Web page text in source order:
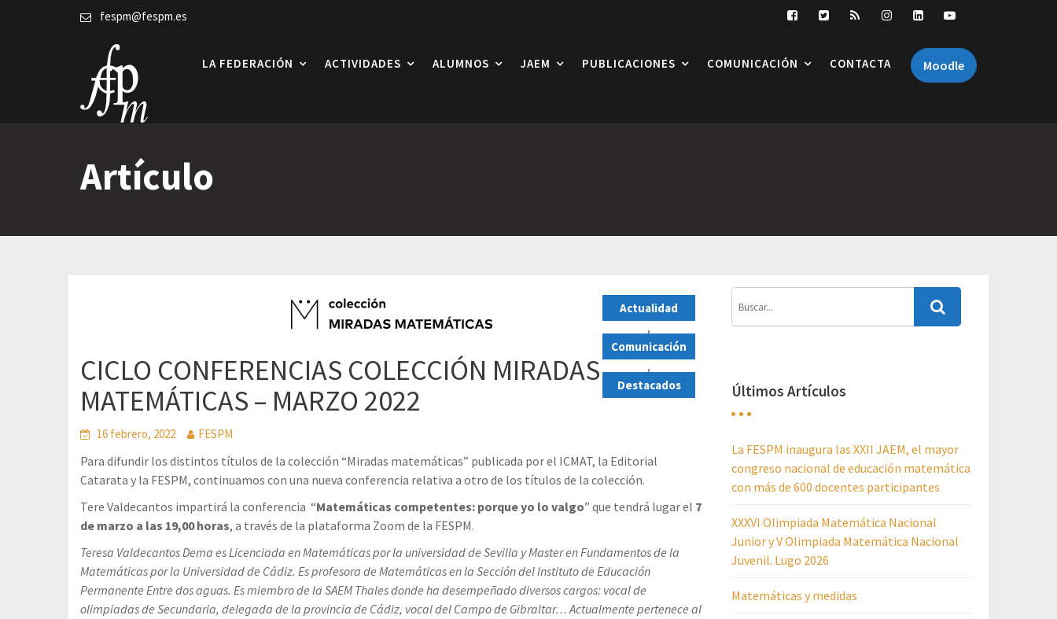
fespm@fespm.es
Moodle
LA FEDERACIÓN ACTIVIDADES ALUMNOS JAEM PUBLICACIONES COMUNICACIÓN CONTACTA
Artículo
Actualidad
,
Comunicación
,
Destacados
CICLO CONFERENCIAS COLECCIÓN MIRADAS
MATEMÁTICAS – MARZO 2022
16 febrero, 2022 FESPM
Para difundir los distintos títulos de la colección “Miradas matemáticas” publicada por el ICMAT, la Editorial
Catarata y la FESPM, continuamos con una nueva conferencia relativa a otro de los títulos de la colección.
Tere Valdecantos impartirá la conferencia “Matemáticas competentes: porque yo lo valgo” que tendrá lugar el 7
de marzo a las 19,00 horas, a través de la plataforma Zoom de la FESPM.
Teresa Valdecantos Dema es Licenciada en Matemáticas por la universidad de Sevilla y Master en Fundamentos de la
Matemáticas por la Universidad de Cádiz. Es profesora de Matemáticas en la Sección del Instituto de Educación
Permanente Entre dos aguas. Es miembro de la SAEM Thales donde ha desempeñado diversos cargos: vocal de
olimpiadas de Secundaria, delegada de la provincia de Cádiz, vocal del Campo de Gibraltar… Actualmente pertenece al
Últimos Artículos
La FESPM inaugura las XXII JAEM, el mayor
congreso nacional de educación matemática
con más de 600 docentes participantes
XXXVI Olimpiada Matemática Nacional
Junior y V Olimpiada Matemática Nacional
Juvenil. Lugo 2026
Matemáticas y medidas